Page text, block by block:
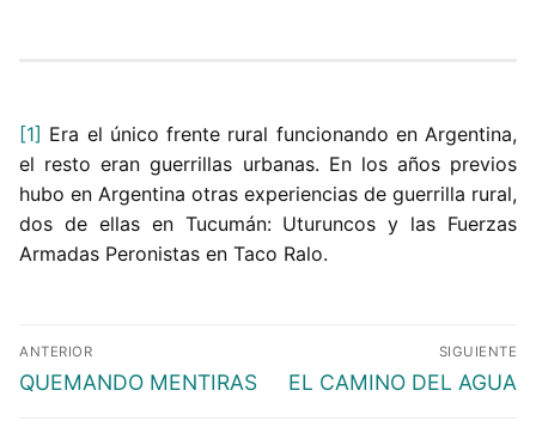
[1] Era el único frente rural funcionando en Argentina,
el resto eran guerrillas urbanas. En los años previos
hubo en Argentina otras experiencias de guerrilla rural,
dos de ellas en Tucumán: Uturuncos y las Fuerzas
Armadas Peronistas en Taco Ralo.
Navegación
de
ANTERIOR
Entrada
QUEMANDO MENTIRAS
SIGUIENTE
Entrada
EL CAMINO DEL AGUA